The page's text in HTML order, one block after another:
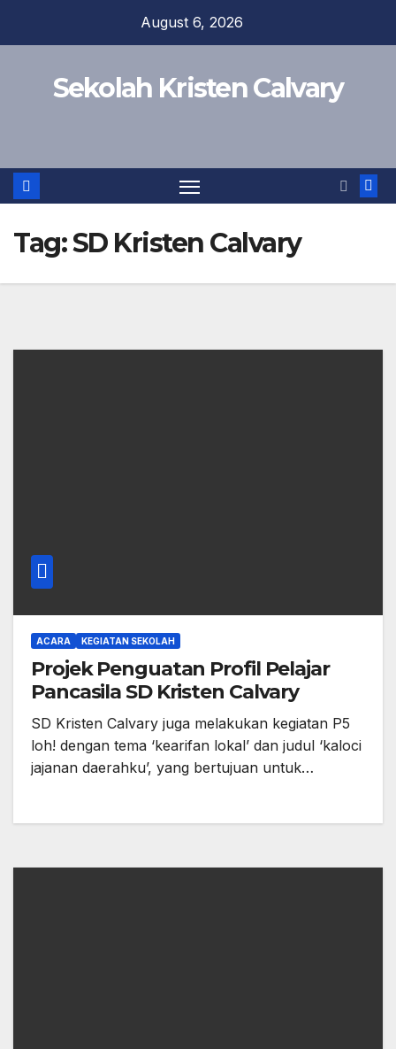
August 6, 2026
Sekolah Kristen Calvary
Tag:SD Kristen Calvary
ACARA KEGIATAN SEKOLAH
Projek Penguatan Profil Pelajar
Pancasila SD Kristen Calvary
SD Kristen Calvary juga melakukan kegiatan P5
loh! dengan tema ‘kearifan lokal’ dan judul ‘kaloci
jajanan daerahku’, yang bertujuan untuk…